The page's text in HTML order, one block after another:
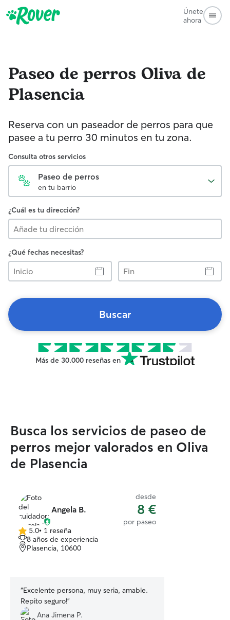
Únete
ahora
Paseo de perros Oliva de
Plasencia
Reserva con un paseador de perros para que
pasee a tu perro 30 minutos en tu zona.
Consulta otros servicios
Paseo de perros
en tu barrio
¿Cuál es tu dirección?
¿Qué fechas necesitas?
Inicio
Fin
Buscar
Más de 30.000 reseñas en
Busca los servicios de paseo de
perros mejor valorados en Oliva
de Plasencia
Angela B.
desde
8 €
por paseo
5.0
de
5
5.0• 1 reseña
8 años de experiencia
Plasencia, 10600
“Excelente persona, muy seria, amable.
Repito seguro!”
Ana Jimena P.